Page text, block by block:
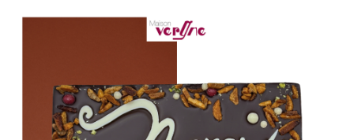
cacao, émulsifiant: lécithine de tournesol,